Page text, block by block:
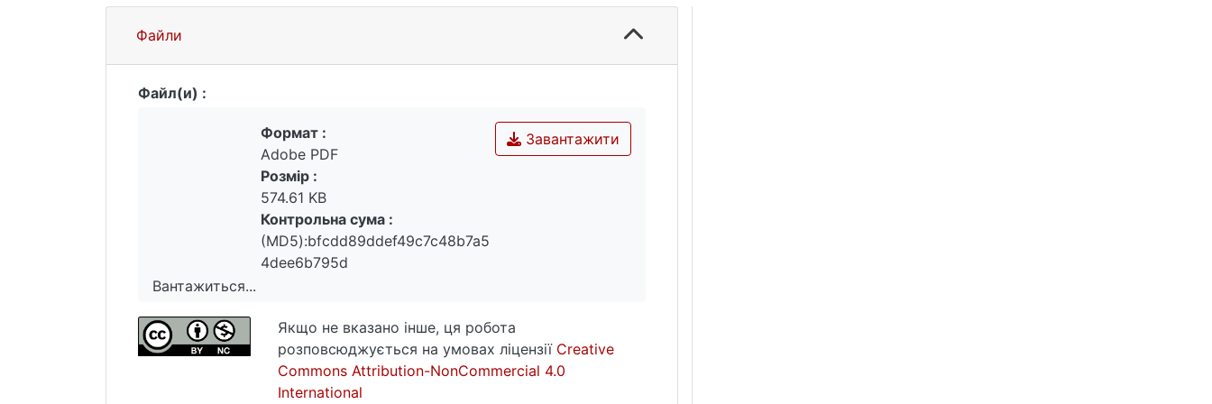
Файли
Файл(и) :
Вантажиться...
Вантажиться...
Завантажити
Формат :
Adobe PDF
Розмір :
574.61 KB
Контрольна сума :
(MD5):bfcdd89ddef49c7c48b7a5
4dee6b795d
Якщо не вказано інше, ця робота
розповсюджується на умовах ліцензії Creative
Commons Attribution-NonCommercial 4.0
International